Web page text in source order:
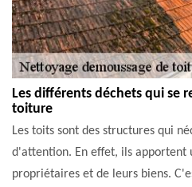
Les différents déchets qui se
toiture
Les toits sont des structures qui
d'attention. En effet, ils apportent
propriétaires et de leurs biens.